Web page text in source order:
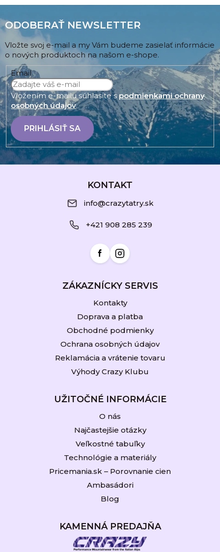
ODOBERAŤ NEWSLETTER
Vložte svoj e-mail a my Vám budeme zasielať informácie
o nových produktoch na našom e-shope.
Email
Vložením e-mailu súhlasíte spodmienkami ochrany
osobných údajov.
PRIHLÁSIŤ SA
KONTAKT
info@crazytatry.sk
+421 908 285 239
ZÁKAZNÍCKY SERVIS
Kontakty
Doprava a platba
Obchodné podmienky
Ochrana osobných údajov
Reklamácia a vrátenie tovaru
Výhody Crazy Klubu
UŽITOČNÉ INFORMÁCIE
O nás
Najčastejšie otázky
Veľkostné tabuľky
Technológie a materiály
Pricemania.sk – Porovnanie cien
Ambasádori
Blog
KAMENNÁ PREDAJŇA